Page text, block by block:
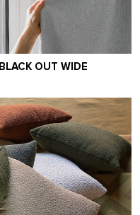
BLACK OUT WIDE